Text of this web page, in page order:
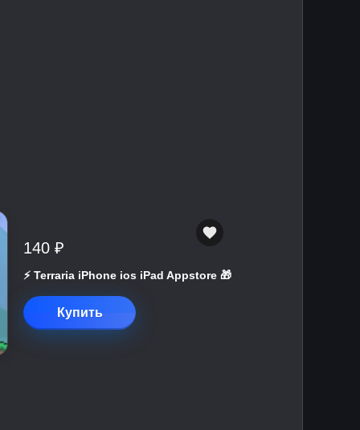
140 ₽
⚡️ Terraria iPhone ios iPad Appstore 🎁
Купить